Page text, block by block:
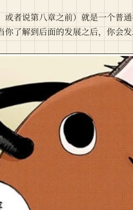
或者说第八章之前）就是一个普
你了解到后面的发展之后，你会